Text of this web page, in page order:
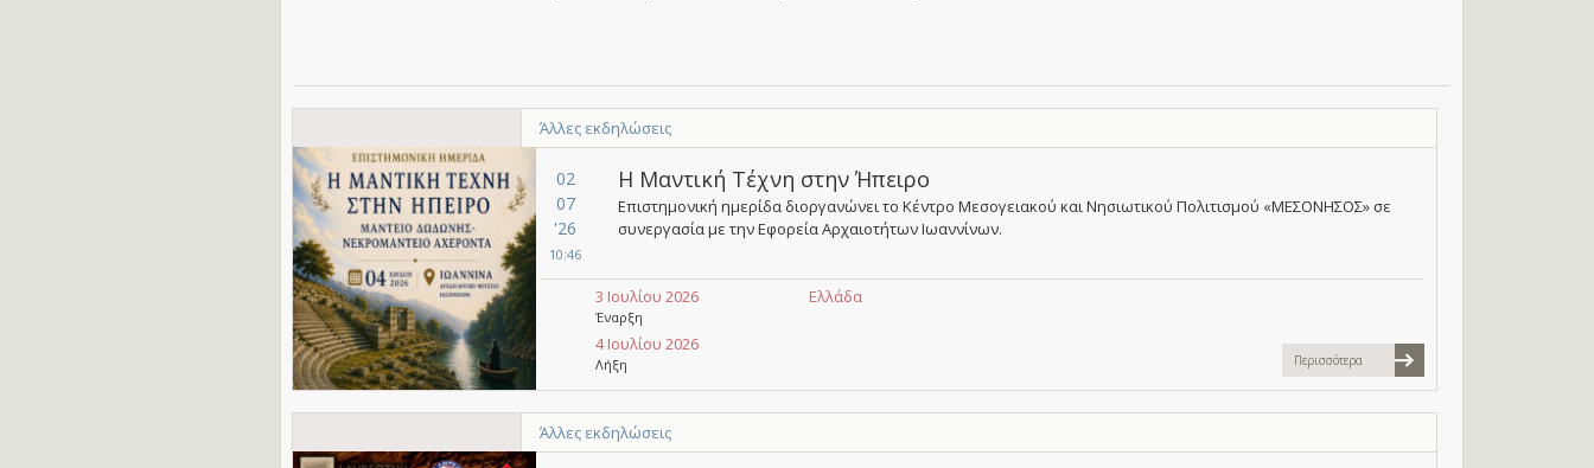
Άλλες εκδηλώσεις
02
07
'26
10:46
Η Μαντική Τέχνη στην Ήπειρο
Επιστημονική ημερίδα διοργανώνει το Κέντρο Μεσογειακού και Νησιωτικού Πολιτισμού «ΜΕΣΟΝΗΣΟΣ» σε
συνεργασία με την Εφορεία Αρχαιοτήτων Ιωαννίνων.
3 Ιουλίου 2026
Έναρξη
4 Ιουλίου 2026
Λήξη
Ελλάδα
Περισσότερα
Άλλες εκδηλώσεις